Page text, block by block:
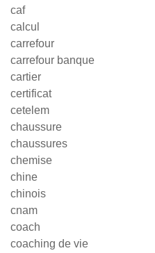
caf
calcul
carrefour
carrefour banque
cartier
certificat
cetelem
chaussure
chaussures
chemise
chine
chinois
cnam
coach
coaching de vie